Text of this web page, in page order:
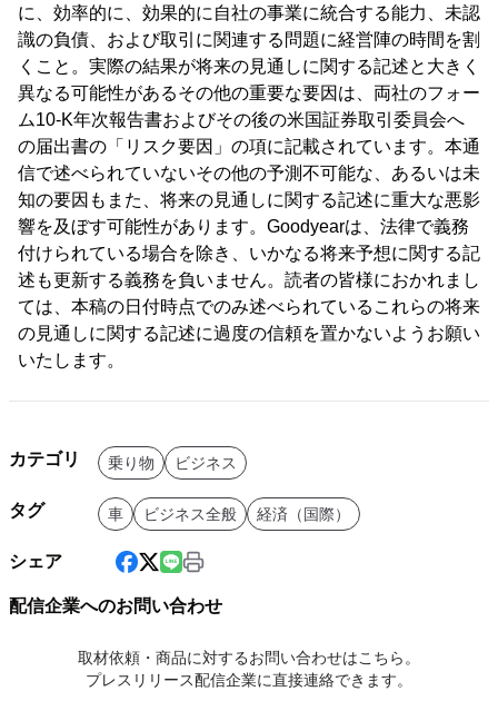
に、効率的に、効果的に自社の事業に統合する能力、未認
識の負債、および取引に関連する問題に経営陣の時間を割
くこと。実際の結果が将来の見通しに関する記述と大きく
異なる可能性があるその他の重要な要因は、両社のフォー
ム10-K年次報告書およびその後の米国証券取引委員会へ
の届出書の「リスク要因」の項に記載されています。本通
信で述べられていないその他の予測不可能な、あるいは未
知の要因もまた、将来の見通しに関する記述に重大な悪影
響を及ぼす可能性があります。Goodyearは、法律で義務
付けられている場合を除き、いかなる将来予想に関する記
述も更新する義務を負いません。読者の皆様におかれまし
ては、本稿の日付時点でのみ述べられているこれらの将来
の見通しに関する記述に過度の信頼を置かないようお願い
いたします。
カテゴリ 乗り物 ビジネス
タグ 車 ビジネス全般 経済（国際）
シェア
配信企業へのお問い合わせ
取材依頼・商品に対するお問い合わせはこちら。
プレスリリース配信企業に直接連絡できます。